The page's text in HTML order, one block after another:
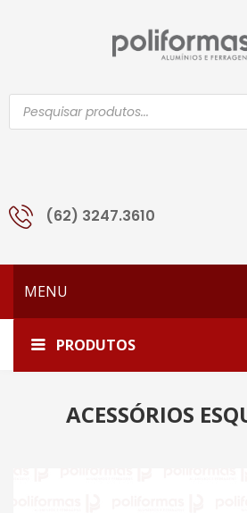
Pesquisar
produtos
(62) 3247.3610
MENU
HOME
EMPRESA
PRODUTOS
PRODUTOS
Início Acessórios Esquadrias
ACESSÓRIOS